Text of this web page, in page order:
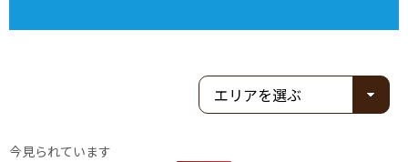
今見られています